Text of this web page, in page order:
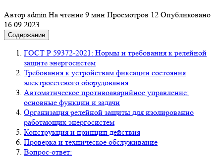
Автор admin На чтение 9 мин Просмотров 12 Опубликовано
16.09.2023
Содержание
ГОСТ Р 59372-2021: Нормы и требования к релейной
защите энергосистем
Требования к устройствам фиксации состояния
электросетевого оборудования
Автоматическое противоаварийное управление:
основные функции и задачи
Организация релейной защиты для изолированно
работающих энергосистем
Конструкция и принцип действия
Проверка и техническое обслуживание
Вопрос-ответ: